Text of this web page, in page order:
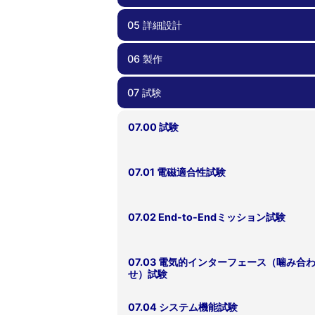
04.00 概念設計/基本設計
04.01 要求管理
04.02 過去のプロジェクトの教訓の反映
04.03 安全要求適合性確認
04.04 検証計画
05 詳細設計
05.00 詳細設計
05.01 部品・コンポーネント選択
05.02 リスク管理、FTA、FMEA
05.03 死なない衛星を心がける
05.04 過剰な保護機能を避ける
05.05 設計変更時の留意点
05.06 運用しやすい衛星設計
05.07 試験しやすい、製造しやすい衛星
05.08 設計根拠の理解
05.09 フライトモデルに移行する前に
05.10 安全要求適合性確認
06 製作
06.00 製作
06.01 品質管理
06.02 作業外注と内製
06.03 安全要求適合性確認
07 試験
07.00 試験
07.01 電磁適合性試験
07.02 End-to-Endミッション試験
07.03 電気的インターフェース（噛み合わ
せ）試験
07.04 システム機能試験